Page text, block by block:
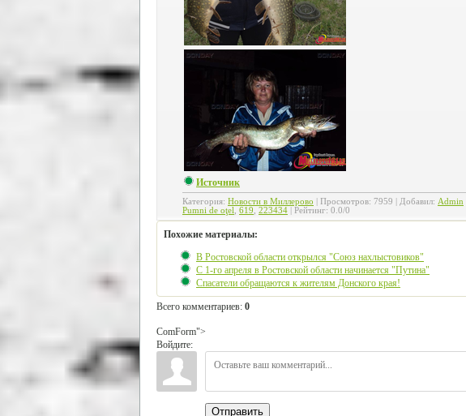
Источник
Категория: Новости в Миллерово Просмотров: 7959 Добавил: Admin
Pumni de oţel
619 223434 Рейтинг: 0.0/0
Похожие материалы:
В Ростовской области открылся "Союз нахлыстовиков"
C 1-го апреля в Ростовской области начинается "Путина"
Спасатели обращаются к жителям Донского края!
Всего комментариев: 0
ComForm">
Войдите:
Отправить